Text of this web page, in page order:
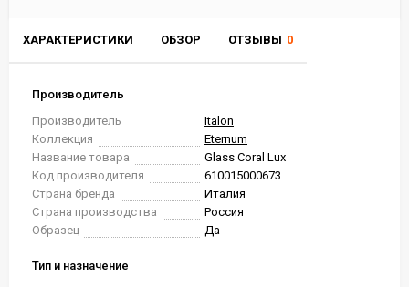
ХАРАКТЕРИСТИКИ ОБЗОР ОТЗЫВЫ 0
Производитель
Производитель
Italon
Коллекция
Eternum
Название товара
Glass Coral Lux
Код производителя
610015000673
Страна бренда
Италия
Страна производства
Россия
Образец
Да
Тип и назначение